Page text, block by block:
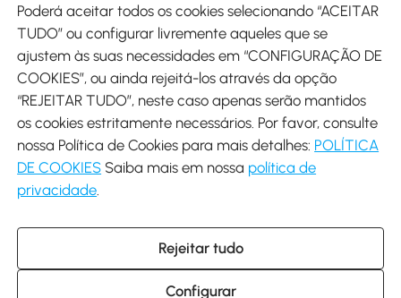
Envio
Descarregar Aosom App
Google Play
+34 931 294 512 (Seg-Sex das 7:30 às 16:30h)
info@aosom.pt
C/ Roc Gros, nº 15. 08550 Els Hostalets de Balenyà (Barcelona),
Poderá aceitar todos os cookies selecionando “ACEITAR
TUDO” ou configurar livremente aqueles que se
ajustem às suas necessidades em “CONFIGURAÇÃO DE
COOKIES”, ou ainda rejeitá-los através da opção
“REJEITAR TUDO”, neste caso apenas serão mantidos
os cookies estritamente necessários. Por favor, consulte
nossa Política de Cookies para mais detalhes: POLÍTICA
DE COOKIES Saiba mais em nossa política de
privacidade
Rejeitar tudo
Configurar